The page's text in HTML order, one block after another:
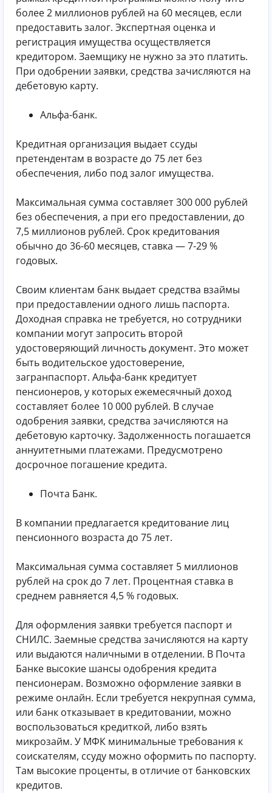
более 2 миллионов рублей на 60 месяцев, если
предоставить залог. Экспертная оценка и
регистрация имущества осуществляется
кредитором. Заемщику не нужно за это платить.
При одобрении заявки, средства зачисляются на
дебетовую карту.
Альфа-банк.
Кредитная организация выдает ссуды
претендентам в возрасте до 75 лет без
обеспечения, либо под залог имущества.
Максимальная сумма составляет 300 000 рублей
без обеспечения, а при его предоставлении, до
7,5 миллионов рублей. Срок кредитования
обычно до 36-60 месяцев, ставка — 7-29 %
годовых.
Своим клиентам банк выдает средства взаймы
при предоставлении одного лишь паспорта.
Доходная справка не требуется, но сотрудники
компании могут запросить второй
удостоверяющий личность документ. Это может
быть водительское удостоверение,
загранпаспорт. Альфа-банк кредитует
пенсионеров, у которых ежемесячный доход
составляет более 10 000 рублей. В случае
одобрения заявки, средства зачисляются на
дебетовую карточку. Задолженность погашается
аннуитетными платежами. Предусмотрено
досрочное погашение кредита.
Почта Банк.
В компании предлагается кредитование лиц
пенсионного возраста до 75 лет.
Максимальная сумма составляет 5 миллионов
рублей на срок до 7 лет. Процентная ставка в
среднем равняется 4,5 % годовых.
Для оформления заявки требуется паспорт и
СНИЛС. Заемные средства зачисляются на карту
или выдаются наличными в отделении. В Почта
Банке высокие шансы одобрения кредита
пенсионерам. Возможно оформление заявки в
режиме онлайн. Если требуется некрупная сумма,
или банк отказывает в кредитовании, можно
воспользоваться кредиткой, либо взять
микрозайм. У МФК минимальные требования к
соискателям, ссуду можно оформить по паспорту.
Там высокие проценты, в отличие от банковских
кредитов.